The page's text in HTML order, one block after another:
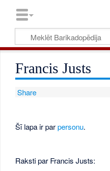
Francis Justs
Share
Šī lapa ir parpersonu.
Raksti par Francis Justs: